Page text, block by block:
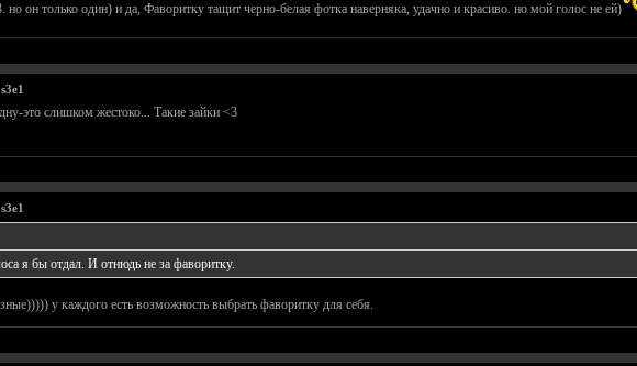
но он только один) и да, Фаворитку тащит черно-белая фотка наверняка, удачно и красиво. но мой голос не ей)
это слишком жестоко... Такие зайки <3
я бы отдал. И отнюдь не за фаворитку.
у каждого есть возможность выбрать фаворитку для себя.